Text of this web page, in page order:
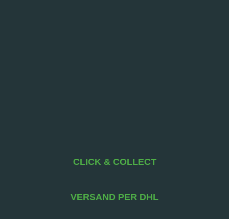
CLICK & COLLECT
VERSAND PER DHL